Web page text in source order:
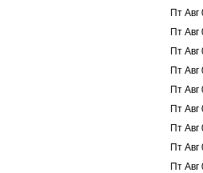
Пт
Пт
Пт
Пт
Пт
Пт
Пт
Пт
Пт